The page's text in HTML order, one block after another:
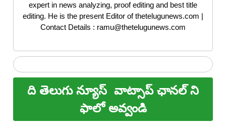
expert in news analyzing, proof editing and best title
editing. He is the present Editor of thetelugunews.com |
Contact Details : ramu@thetelugunews.com
ది తెలుగు న్యూస్ వాట్సాప్ ఛానల్ ని
ఫాలో అవ్వండి